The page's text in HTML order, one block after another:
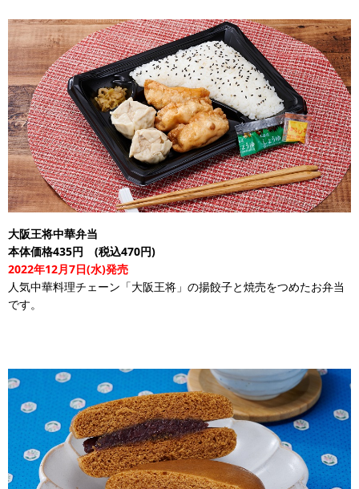
大阪王将中華弁当
本体価格435円 (税込470円)
2022年12月7日(水)発売
人気中華料理チェーン「大阪王将」の揚餃子と焼売をつめたお弁当
です。